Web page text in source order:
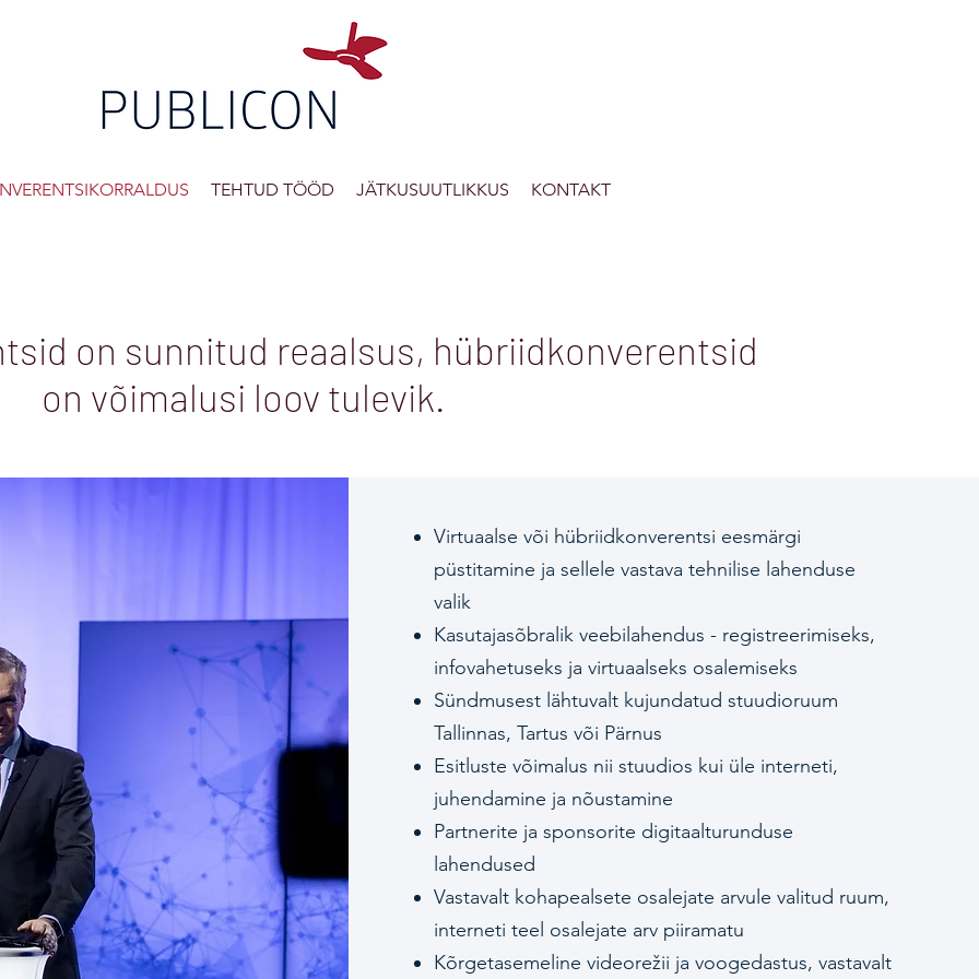
TEHTUD TÖÖD JÄTKUSUUTLIKKUS KONTAKT
on sunnitud reaalsus, hübriidkonverentsid
on võimalusi loov tulevik.
Virtuaalse või hübriidkonverentsi eesmärgi
püstitamine ja sellele vastava tehnilise lahenduse
valik
Kasutajasõbralik veebilahendus - registreerimiseks,
infovahetuseks ja virtuaalseks osalemiseks
Sündmusest lähtuvalt kujundatud stuudioruum
Tallinnas, Tartus või Pärnus
Esitluste võimalus nii stuudios kui üle interneti,
juhendamine ja nõustamine
Partnerite ja sponsorite digitaalturunduse
lahendused
Vastavalt kohapealsete osalejate arvule valitud ruum,
interneti teel osalejate arv piiramatu
Kõrgetasemeline videorežii ja voogedastus, vastavalt